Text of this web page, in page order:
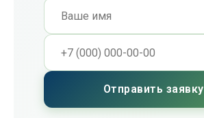
Отправить заявку